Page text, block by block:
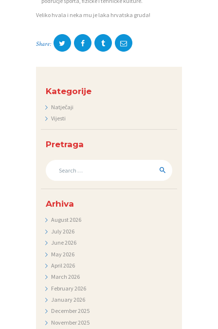
Veliko hvala i neka mu je laka hrvatska gruda!
Share:
Kategorije
Natječaji
Vijesti
Pretraga
Arhiva
August2026
July2026
June2026
May2026
April 2026
March 2026
February2026
January2026
December2025
November2025